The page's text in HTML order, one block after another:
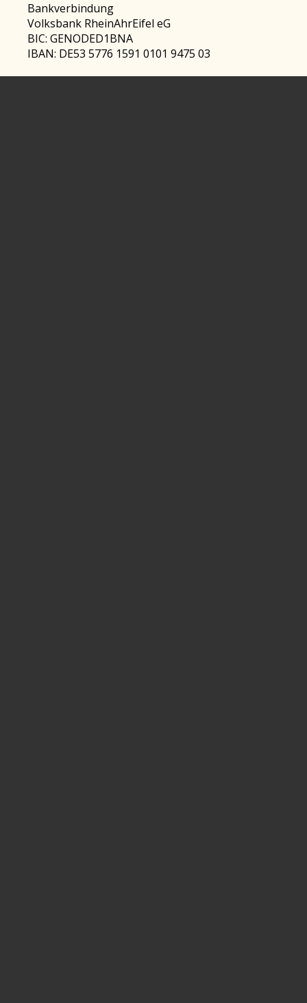
Bankverbindung
Volksbank RheinAhrEifel eG
BIC: GENODED1BNA
IBAN: DE53 5776 1591 0101 9475 03